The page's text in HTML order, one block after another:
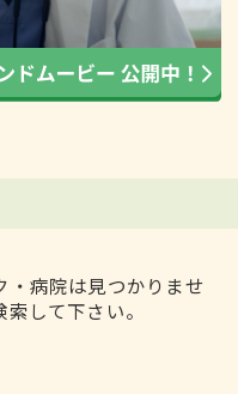
病院は見つかりませ
して下さい。